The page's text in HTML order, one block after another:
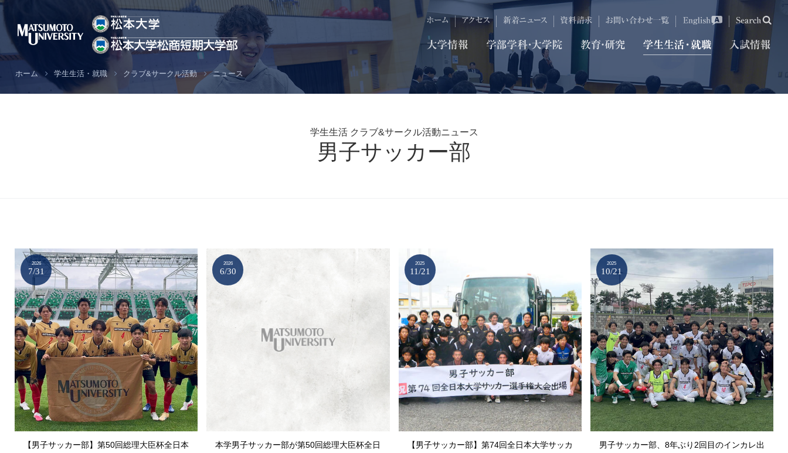
ホーム 学生生活・就職 クラブ&サークル活動 ニュース
学生生活 クラブ&サークル活動ニュース
男子サッカー部
2026
7/31
【男子サッカー部】第50回総理大臣杯全日本
2026
6/30
本学男子サッカー部が第50回総理大臣杯全日
2025
11/21
【男子サッカー部】第74回全日本大学サッカ
2025
10/21
男子サッカー部、8年ぶり2回目のインカレ出